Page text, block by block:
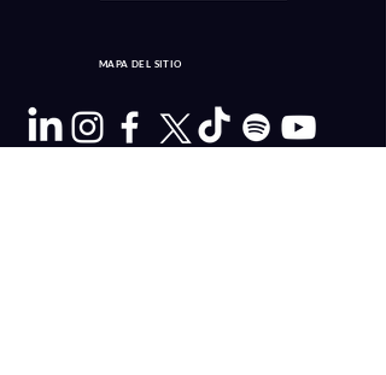
MAPA DEL SITIO